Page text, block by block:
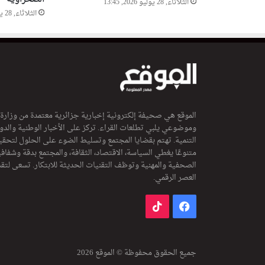
م
ن
ا
ح
ق
م
ة
ا
ل
ع
ر
ي
الثلاثاء, 28 يوليو 2026, 13:45
الثلاثاء, 28 يوليو 2026, 11:07
الموقع هي صحيفة إلكترونية إخبارية جزائرية معتمدة من
وموضوعي يلبي تطلعات القراء. تركز على الأخبار الوطنية
التنمية. تهتم بقضايا المجتمع وتسليط الضوء على الحلول
متنوعًا يغطي السياسة، الاقتصاد، الثقافة، والمجتمع بدقة
الصحفية والمهنية وتوظف التقنيات الحديثة للابتكار. تسعى
العصر الرقمي.
فيسبوك
جميع الحقوق محفوظة © الموقع 2026